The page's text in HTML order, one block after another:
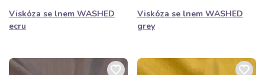
Viskóza se lnem WASHED
ecru
Viskóza se lnem WASHED
grey